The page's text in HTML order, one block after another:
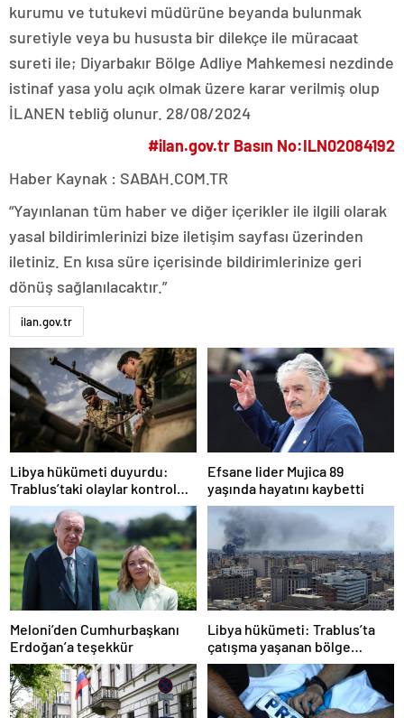
kurumu ve tutukevi müdürüne beyanda bulunmak
suretiyle veya bu hususta bir dilekçe ile müracaat
sureti ile; Diyarbakır Bölge Adliye Mahkemesi nezdinde
istinaf yasa yolu açık olmak üzere karar verilmiş olup
İLANEN tebliğ olunur. 28/08/2024
#ilan.gov.tr Basın No:ILN02084192
Haber Kaynak : SABAH.COM.TR
“Yayınlanan tüm haber ve diğer içerikler ile ilgili olarak
yasal bildirimlerinizi bize iletişim sayfası üzerinden
iletiniz. En kısa süre içerisinde bildirimlerinize geri
dönüş sağlanılacaktır.”
ilan.gov.tr
Libya hükümeti duyurdu:
Trablus’taki olaylar kontrol
altında
Efsane lider Mujica 89
yaşında hayatını kaybetti
Meloni’den Cumhurbaşkanı
Erdoğan’a teşekkür
Libya hükümeti: Trablus’ta
çatışma yaşanan bölge
kontrol altında